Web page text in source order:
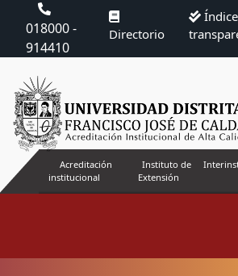
018000 -
914410
Directorio
Acreditación
institucional
Instituto de
Extensión